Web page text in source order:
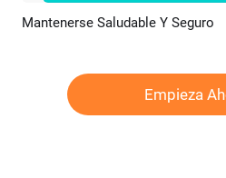
Previsualizar
Mantenerse Saludable Y Seguro
Empieza